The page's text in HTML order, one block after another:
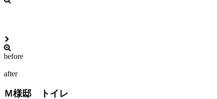
before
after
Ｍ様邸 トイレ